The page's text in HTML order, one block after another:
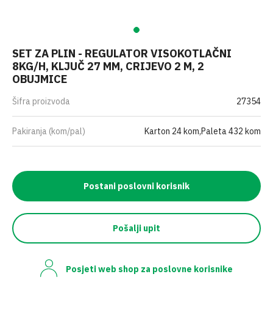
SET ZA PLIN - REGULATOR VISOKOTLAČNI
8KG/H, KLJUČ 27 MM, CRIJEVO 2 M, 2
OBUJMICE
Šifra proizvoda 27354
Pakiranja (kom/pal) Karton 24 kom,Paleta 432 kom
Postani poslovni korisnik
Pošalji upit
Posjeti web shop za poslovne korisnike